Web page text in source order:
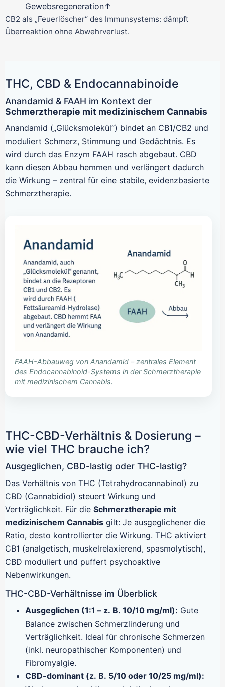
Gewebsregeneration↑
CB2 als „Feuerlöscher“ des Immunsystems: dämpft
Überreaktion ohne Abwehrverlust.
THC, CBD & Endocannabinoide
Anandamid & FAAH im Kontext der
Schmerztherapie mit medizinischem Cannabis
Anandamid („Glücksmolekül“) bindet an CB1/CB2 und
moduliert Schmerz, Stimmung und Gedächtnis. Es
wird durch das Enzym FAAH rasch abgebaut. CBD
kann diesen Abbau hemmen und verlängert dadurch
die Wirkung – zentral für eine stabile, evidenzbasierte
Schmerztherapie.
FAAH-Abbauweg von Anandamid – zentrales Element
des Endocannabinoid-Systems in der Schmerztherapie
mit medizinischem Cannabis.
THC-CBD-Verhältnis & Dosierung –
wie viel THC brauche ich?
Ausgeglichen, CBD-lastig oder THC-lastig?
Das Verhältnis von THC (Tetrahydrocannabinol) zu
CBD (Cannabidiol) steuert Wirkung und
Verträglichkeit. Für die Schmerztherapie mit
medizinischem Cannabis gilt: Je ausgeglichener die
Ratio, desto kontrollierter die Wirkung. THC aktiviert
CB1 (analgetisch, muskelrelaxierend, spasmolytisch),
CBD moduliert und puffert psychoaktive
Nebenwirkungen.
THC-CBD-Verhältnisse im Überblick
Ausgeglichen (1:1 – z. B. 10/10 mg/ml): Gute
Balance zwischen Schmerzlinderung und
Verträglichkeit. Ideal für chronische Schmerzen
(inkl. neuropathischer Komponenten) und
Fibromyalgie.
CBD-dominant (z. B. 5/10 oder 10/25 mg/ml):